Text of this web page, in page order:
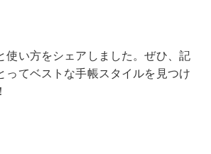
使い方をシェアしました。ぜひ、記
ってベストな手帳スタイルを見つけ